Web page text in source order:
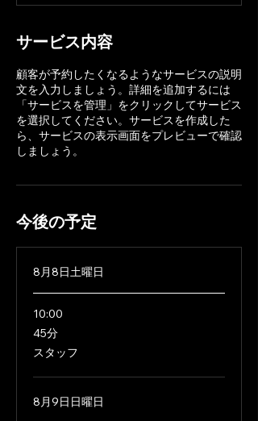
サービス内容
顧客が予約したくなるようなサービスの説明
文を入力しましょう。詳細を追加するには
「サービスを管理」をクリックしてサービス
を選択してください。サービスを作成した
ら、サービスの表示画面をプレビューで確認
しましょう。
今後の予定
8月8日土曜日
10:00
45分
45
分
スタッフ
8月9日日曜日